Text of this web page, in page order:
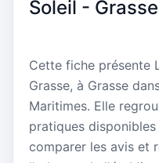
Soleil - Grasse
Cette fiche présente
Grasse, à Grasse
Maritimes. Elle
pratiques
comparer les avis et